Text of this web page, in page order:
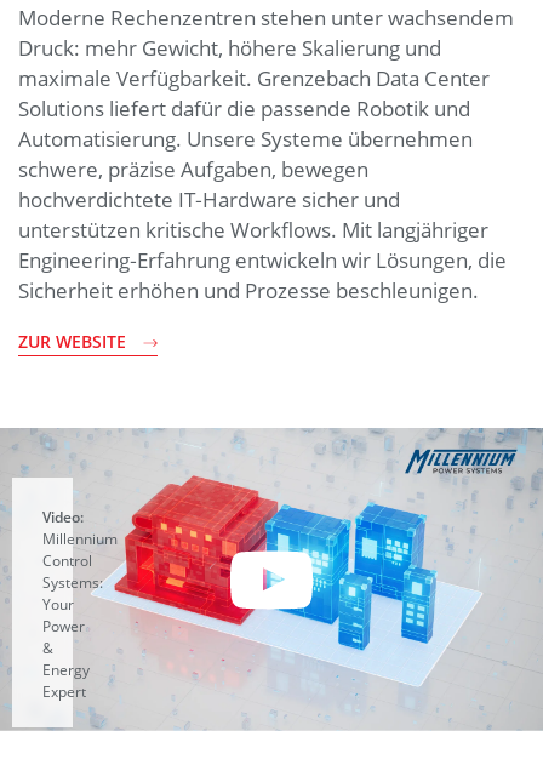
Moderne Rechenzentren stehen unter wachsendem
Druck: mehr Gewicht, höhere Skalierung und
maximale Verfügbarkeit. Grenzebach Data Center
Solutions liefert dafür die passende Robotik und
Automatisierung. Unsere Systeme übernehmen
schwere, präzise Aufgaben, bewegen
hochverdichtete IT‑Hardware sicher und
unterstützen kritische Workflows. Mit langjähriger
Engineering‑Erfahrung entwickeln wir Lösungen, die
Sicherheit erhöhen und Prozesse beschleunigen.
ZUR WEBSITE
Video:
Millennium
Control
Systems:
Your
Power
&
Energy
Expert